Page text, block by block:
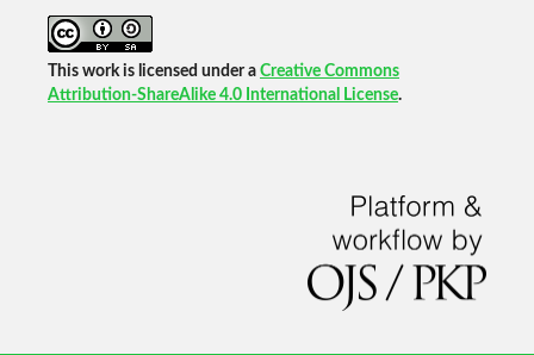
This work is licensed under a Creative Commons
Attribution-ShareAlike 4.0 International License.